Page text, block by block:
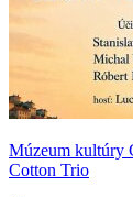
Múzeum kultúry
Cotton Trio